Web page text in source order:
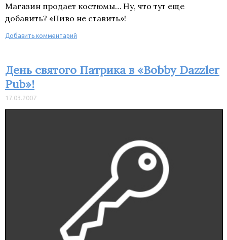
Магазин продает костюмы… Ну, что тут еще
добавить? «Пиво не ставить»!
Добавить комментарий
День святого Патрика в «Bobby Dazzler
Pub»!
17.03.2007